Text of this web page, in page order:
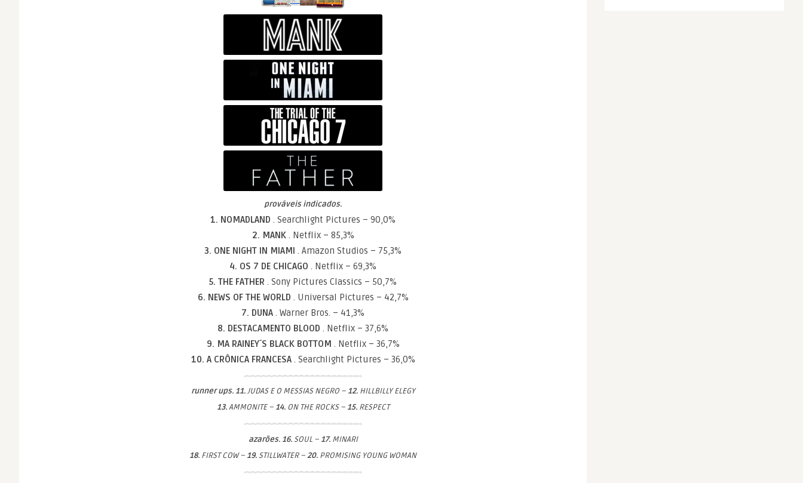
prováveis indicados.
1. NOMADLAND . Searchlight Pictures – 90,0%
2. MANK . Netflix – 85,3%
3. ONE NIGHT IN MIAMI . Amazon Studios – 75,3%
4. OS 7 DE CHICAGO . Netflix – 69,3%
5. THE FATHER . Sony Pictures Classics – 50,7%
6. NEWS OF THE WORLD . Universal Pictures – 42,7%
7. DUNA . Warner Bros. – 41,3%
8. DESTACAMENTO BLOOD . Netflix – 37,6%
9. MA RAINEY´S BLACK BOTTOM . Netflix – 36,7%
10. A CRÔNICA FRANCESA . Searchlight Pictures – 36,0%
runner ups. 11.JUDAS E O MESSIAS NEGRO – 12.HILLBILLY ELEGY
13.AMMONITE – 14.ON THE ROCKS – 15.RESPECT
azarões. 16.SOUL – 17.MINARI
18. FIRST COW – 19.STILLWATER –20. PROMISING YOUNG WOMAN